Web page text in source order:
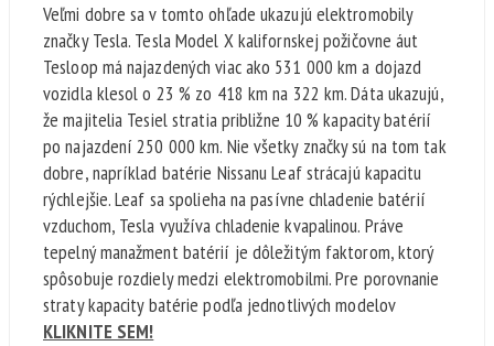
Veľmi dobre sa v tomto ohľade ukazujú elektromobily
značky Tesla. Tesla Model X kalifornskej požičovne áut
Tesloop má najazdených viac ako 531 000 km a dojazd
vozidla klesol o 23 % zo 418 km na 322 km. Dáta ukazujú,
že majitelia Tesiel stratia približne 10 % kapacity batérií
po najazdení 250 000 km. Nie všetky značky sú na tom tak
dobre, napríklad batérie Nissanu Leaf strácajú kapacitu
rýchlejšie. Leaf sa spolieha na pasívne chladenie batérií
vzduchom, Tesla využíva chladenie kvapalinou. Práve
tepelný manažment batérií je dôležitým faktorom, ktorý
spôsobuje rozdiely medzi elektromobilmi. Pre porovnanie
straty kapacity batérie podľa jednotlivých modelov
KLIKNITE SEM!